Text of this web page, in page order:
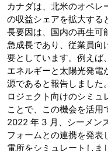
カナダは、北米のオペ
の収益シェアを拡大​​する
長要因は、国内の再生可
急成長であり、従業員向
要としています。例えば
エネルギーと太陽光発電
源であると報告しました
ロジェクト向けのシミュ
ことで、この機会を活用
2022 年 3 月、シーメン
フォームとの連携を発表
電所をシミュレートしま